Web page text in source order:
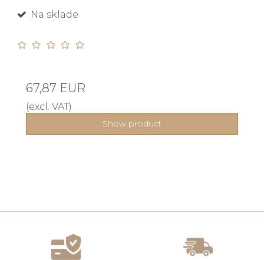
Na sklade
67,87 EUR
(excl. VAT)
Show product